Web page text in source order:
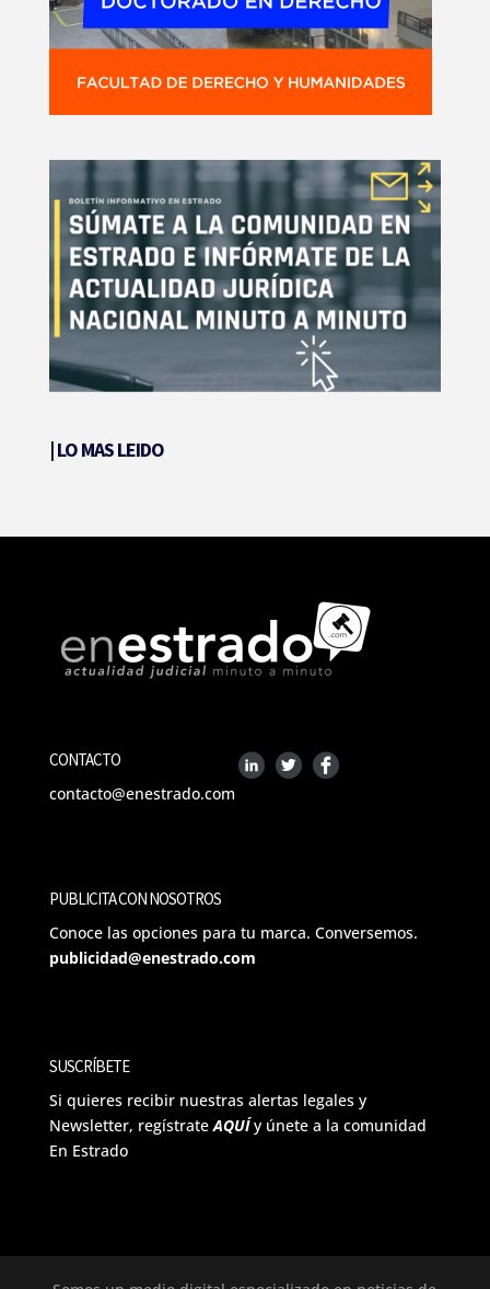
|LO MAS LEIDO
CONTACTO
contacto@enestrado.com
PUBLICITA CON NOSOTROS
Conoce las opciones para tu marca. Conversemos.
publicidad@enestrado.com
SUSCRÍBETE
Si quieres recibir nuestras alertas legales y
Newsletter, regístrateAQUÍ y únete a la comunidad
En Estrado